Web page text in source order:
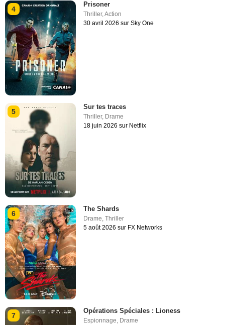
4
Prisoner
Thriller,Action
30 avril 2026 sur Sky One
5
Sur tes traces
Thriller, Drame
18 juin 2026 sur Netflix
6
The Shards
Drame,Thriller
5 août 2026 sur FX Networks
7
Opérations Spéciales : Lioness
Espionnage, Drame